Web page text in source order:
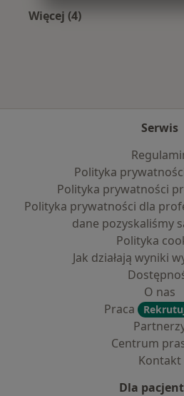
Więcej (4)
Serwis
Polityka
Polityka prywatności
Polityka prywatności dla
dane pozyskaliśmy
Polityka
Jak działają wyniki
O nas
Praca
Centrum
Kontakt
Dla